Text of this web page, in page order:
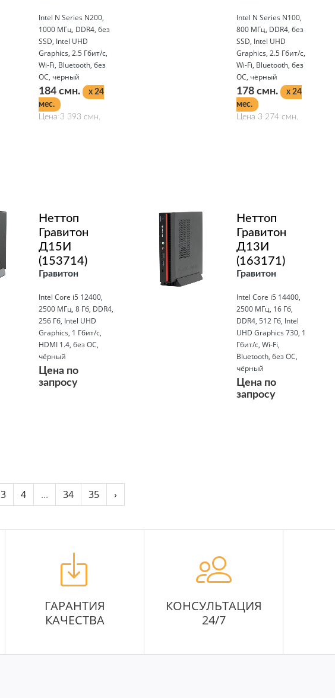
Intel N Series N200,
1000 МГц, DDR4, без
SSD, Intel UHD
Graphics, 2.5 Гбит/с,
Wi-Fi, Bluetooth, без
ОС, чёрный
184 смн.
x 24
мес.
Цена 3 393 смн.
Intel N Series N100,
800 МГц, DDR4, без
SSD, Intel UHD
Graphics, 2.5 Гбит/с,
Wi-Fi, Bluetooth, без
ОС, чёрный
178 смн.
x 24
мес.
Цена 3 274 смн.
Неттоп
Гравитон
Д15И
(153714)
Гравитон
Intel Core i5 12400,
2500 МГц, 8 Гб, DDR4,
256 Гб, Intel UHD
Graphics, 1 Гбит/с,
HDMI 1.4, без ОС,
чёрный
Цена по
запросу
Неттоп
Гравитон
Д13И
(163171)
Гравитон
Intel Core i5 14400,
2500 МГц, 16 Гб,
DDR4, 512 Гб, Intel
UHD Graphics 730, 1
Гбит/с, Wi-Fi,
Bluetooth, без ОС,
чёрный
Цена по
запросу
3 4 ... 34 35 ›
ГАРАНТИЯ
КАЧЕСТВА
КОНСУЛЬТАЦИЯ
24/7